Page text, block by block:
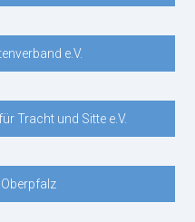
e.V.
Tracht und Sitte e.V.